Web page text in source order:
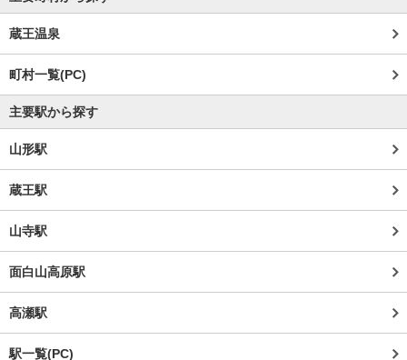
蔵王温泉
町村一覧(PC)
主要駅から探す
山形駅
蔵王駅
山寺駅
面白山高原駅
高瀬駅
駅一覧(PC)